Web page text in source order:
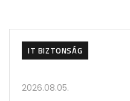
IT BIZTONSÁG
2026.08.05.